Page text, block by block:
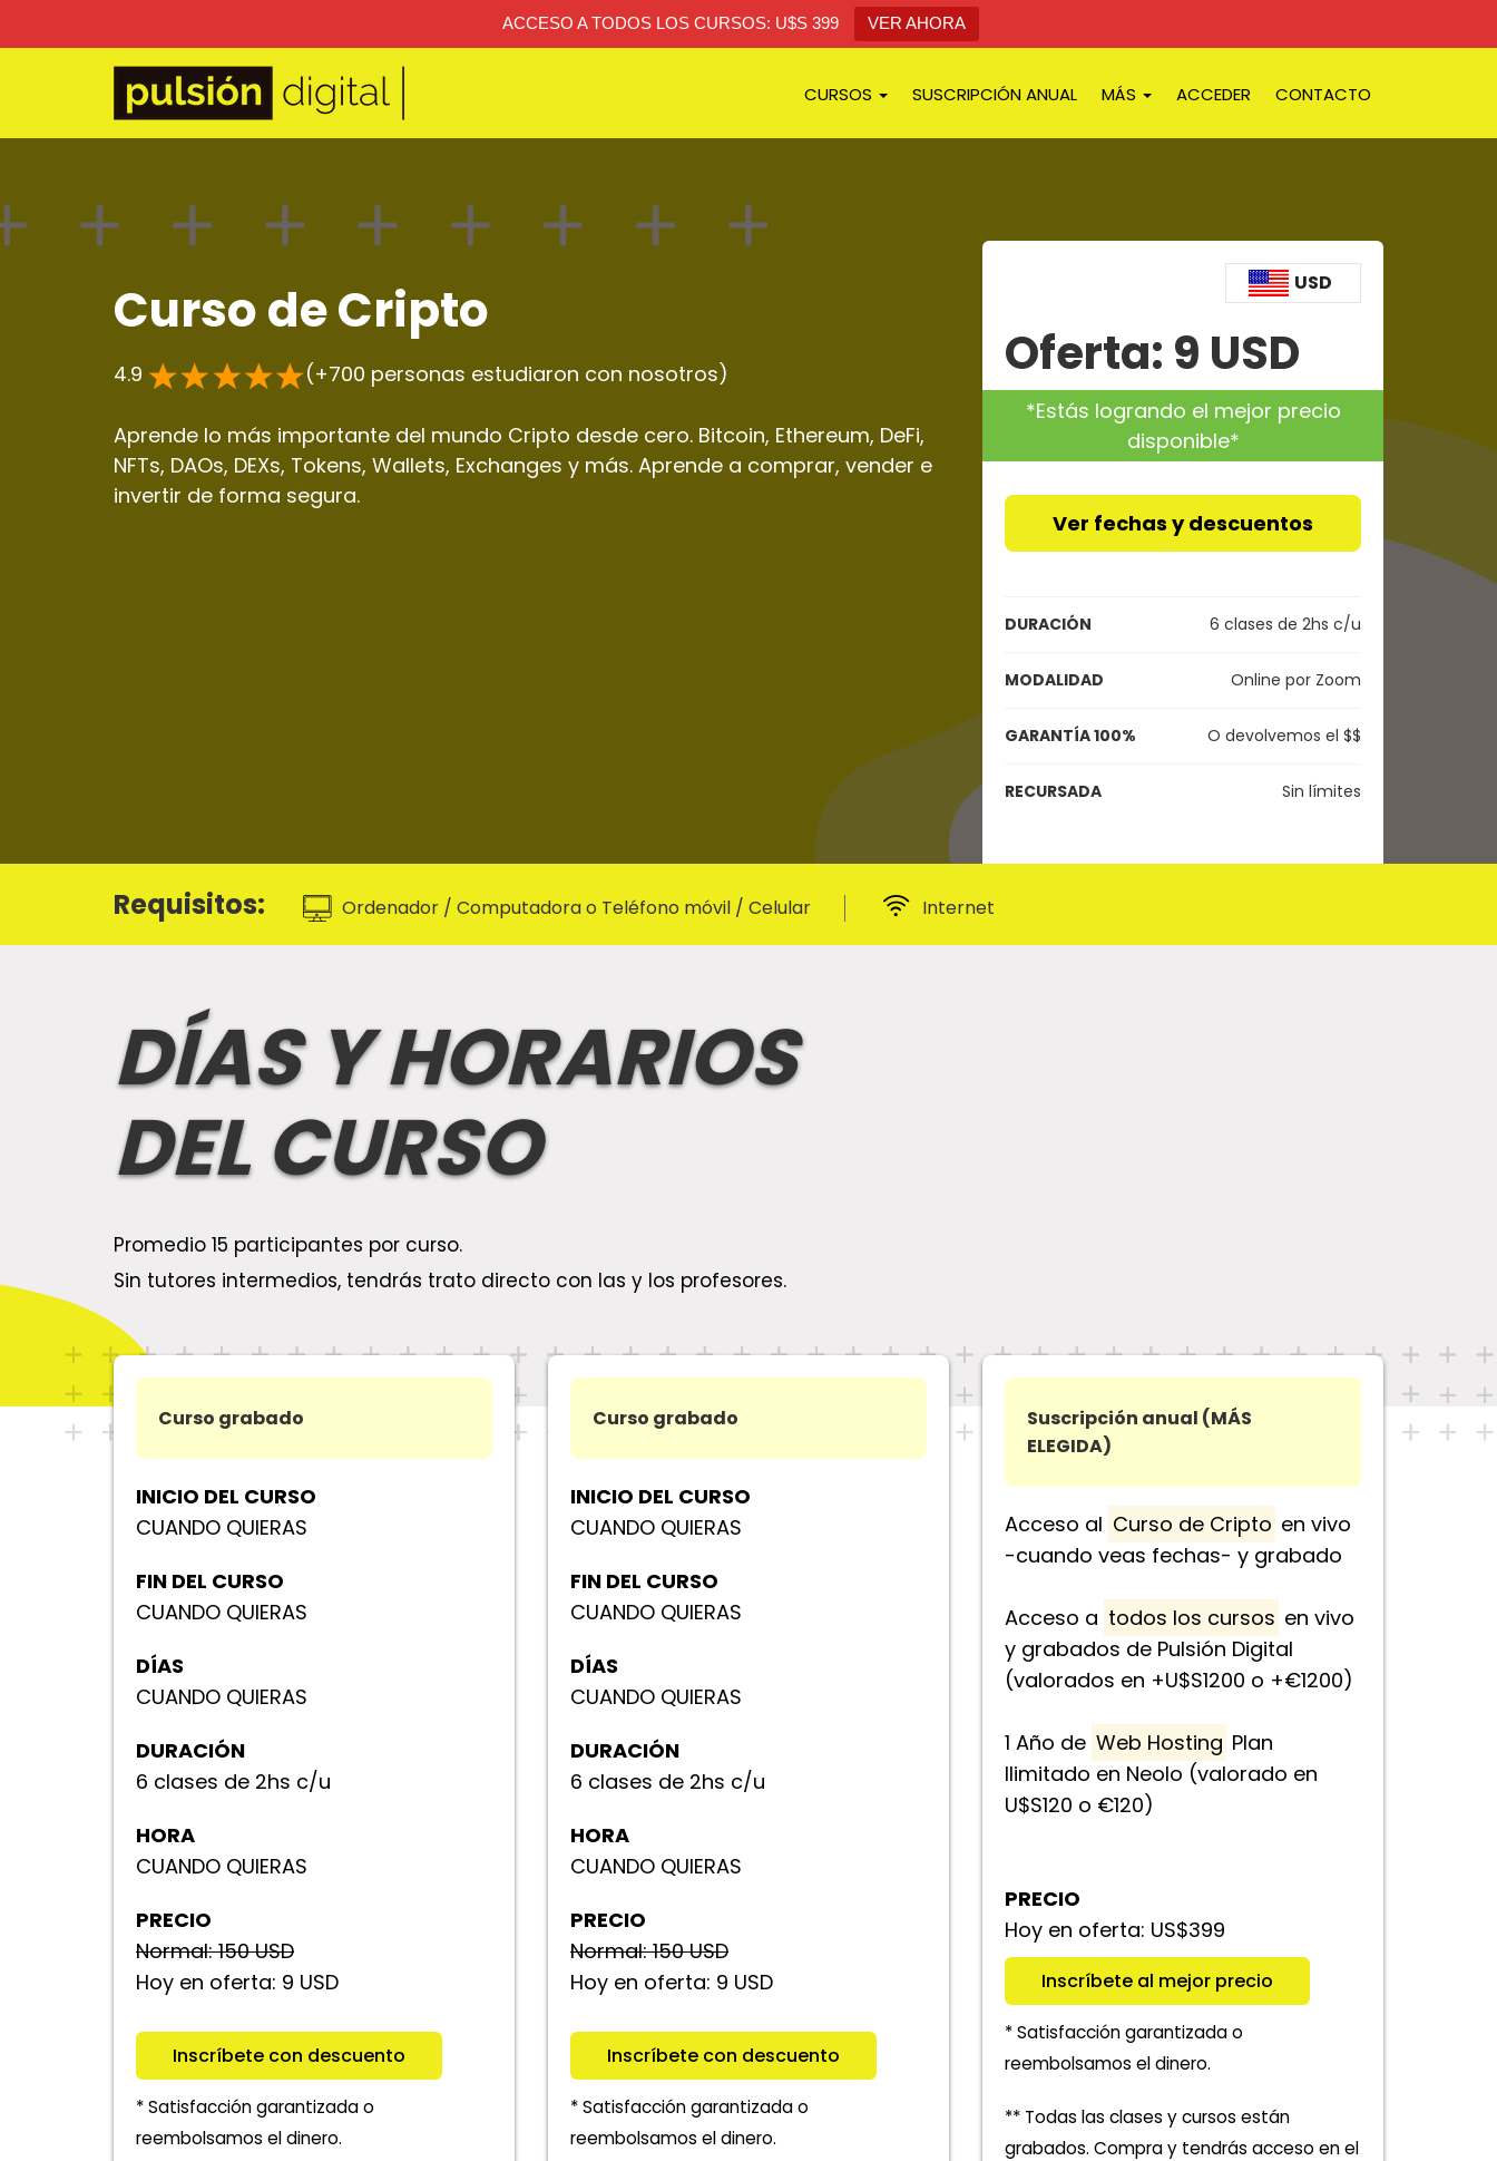
ACCESO A TODOS LOS CURSOS: U$S 399 VER AHORA
CURSOS SUSCRIPCIÓN ANUAL MÁS ACCEDER CONTACTO
Curso de Cripto
4.9 (+700 personas estudiaron con nosotros)
Aprende lo más importante del mundo Cripto desde cero. Bitcoin, Ethereum, DeFi,
NFTs, DAOs, DEXs, Tokens, Wallets, Exchanges y más. Aprende a comprar, vender e
invertir de forma segura.
USD
Oferta: 9 USD
*Estás logrando el mejor precio
disponible*
Ver fechas y descuentos
DURACIÓN 6 clases de 2hs c/u
MODALIDAD Online por Zoom
GARANTÍA 100% O devolvemos el $$
RECURSADA Sin límites
Requisitos: Ordenador / Computadora o Teléfono móvil / Celular Internet
DÍAS Y HORARIOS
DEL CURSO
Promedio 15 participantes por curso.
Sin tutores intermedios, tendrás trato directo con las y los profesores.
Curso grabado
INICIO DEL CURSO
CUANDO QUIERAS
FIN DEL CURSO
CUANDO QUIERAS
DÍAS
CUANDO QUIERAS
DURACIÓN
6 clases de 2hs c/u
HORA
CUANDO QUIERAS
PRECIO
Normal: 150 USD
Hoy en oferta: 9 USD
Inscríbete con descuento
* Satisfacción garantizada o
reembolsamos el dinero.
Curso grabado
INICIO DEL CURSO
CUANDO QUIERAS
FIN DEL CURSO
CUANDO QUIERAS
DÍAS
CUANDO QUIERAS
DURACIÓN
6 clases de 2hs c/u
HORA
CUANDO QUIERAS
PRECIO
Normal: 150 USD
Hoy en oferta: 9 USD
Inscríbete con descuento
* Satisfacción garantizada o
reembolsamos el dinero.
Suscripción anual (MÁS
ELEGIDA)
Acceso al Curso de Cripto en vivo
-cuando veas fechas- y grabado
Acceso a todos los cursos en vivo
y grabados de Pulsión Digital
(valorados en +U$S1200 o +€1200)
1 Año de Web Hosting Plan
Ilimitado en Neolo (valorado en
U$S120 o €120)
PRECIO
Hoy en oferta: US$399
Inscríbete al mejor precio
* Satisfacción garantizada o
reembolsamos el dinero.
** Todas las clases y cursos están
grabados. Compra y tendrás acceso en el